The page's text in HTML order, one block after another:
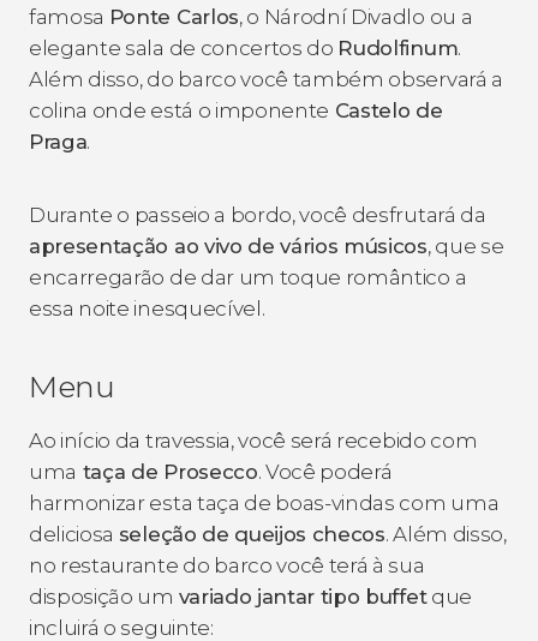
famosa Ponte Carlos, o Národní Divadlo ou a
elegante sala de concertos do Rudolfinum.
Além disso, do barco você também observará a
colina onde está o imponente Castelo de
Praga.
Durante o passeio a bordo, você desfrutará da
apresentação ao vivo de vários músicos, que se
encarregarão de dar um toque romântico a
essa noite inesquecível.
Menu
Ao início da travessia, você será recebido com
uma taça de Prosecco. Você poderá
harmonizar esta taça de boas-vindas com uma
deliciosa seleção de queijos checos. Além disso,
no restaurante do barco você terá à sua
disposição um variado jantar tipo buffetque
incluirá o seguinte: